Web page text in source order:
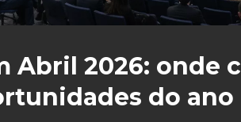
Abril 2026: onde
do ano